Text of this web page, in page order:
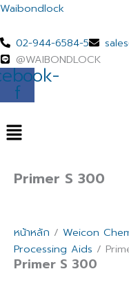
Skip
content
Waibondlock
02-944-6584-5
@WAIBONDLOCK
f
Menu
Primer S 300
หน้าหลัก / Weicon
Processing Aids /
Primer S 300